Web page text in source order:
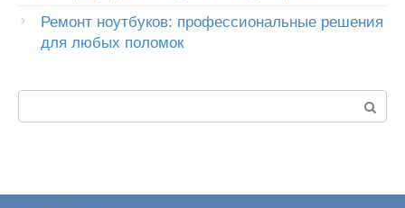
Ремонт ноутбуков: профессиональные решения
для любых поломок